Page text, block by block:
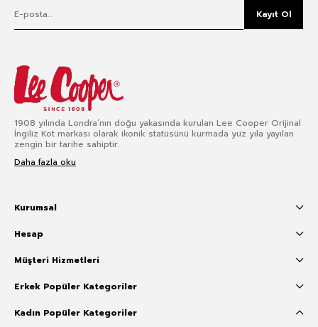
Kayıt Ol
1908 yılında Londra’nın doğu yakasında kurulan Lee Cooper Orijinal
İngiliz Kot markası olarak ikonik statüsünü kurmada yüz yıla yayılan
zengin bir tarihe sahiptir.
Daha fazla oku
Kurumsal
Hesap
Müşteri Hizmetleri
Erkek Popüler Kategoriler
Kadın Popüler Kategoriler